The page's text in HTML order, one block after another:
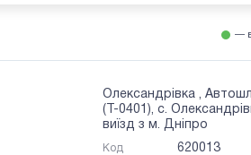
—
Олександрівка ,
(Т-0401), с.
виїзд з м. Дніпро
Код 620013